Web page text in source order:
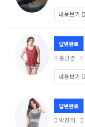
내용보기
답변완료
홍민경
내용보기
답변완료
박진희